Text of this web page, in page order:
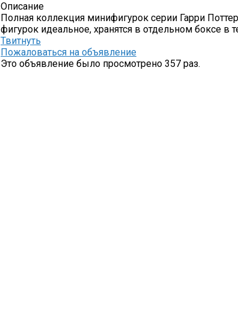
Описание
Полная коллекция минифигурок серии Гарри
фигурок идеальное, хранятся в отдельном боксе в
Твитнуть
Пожаловаться на объявление
Это объявление было просмотрено 357 раз.